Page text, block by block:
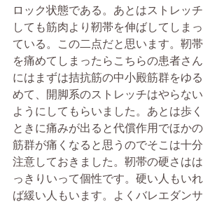
ロック状態である。あとはストレッチ
しても筋肉より靭帯を伸ばしてしまっ
ている。この二点だと思います。靭帯
を痛めてしまったらこちらの患者さん
にはまずは拮抗筋の中小殿筋群をゆる
めて、開脚系のストレッチはやらない
ようにしてもらいました。あとは歩く
ときに痛みが出ると代償作用でほかの
筋群が痛くなると思うのでそこは十分
注意しておきました。靭帯の硬さはは
っきりいって個性です。硬い人もいれ
ば緩い人もいます。よくバレエダンサ